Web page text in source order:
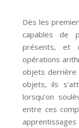
Dès les
capables de
présents, et
opérations
objets derrière
objets, ils
lorsqu’on
entre ces